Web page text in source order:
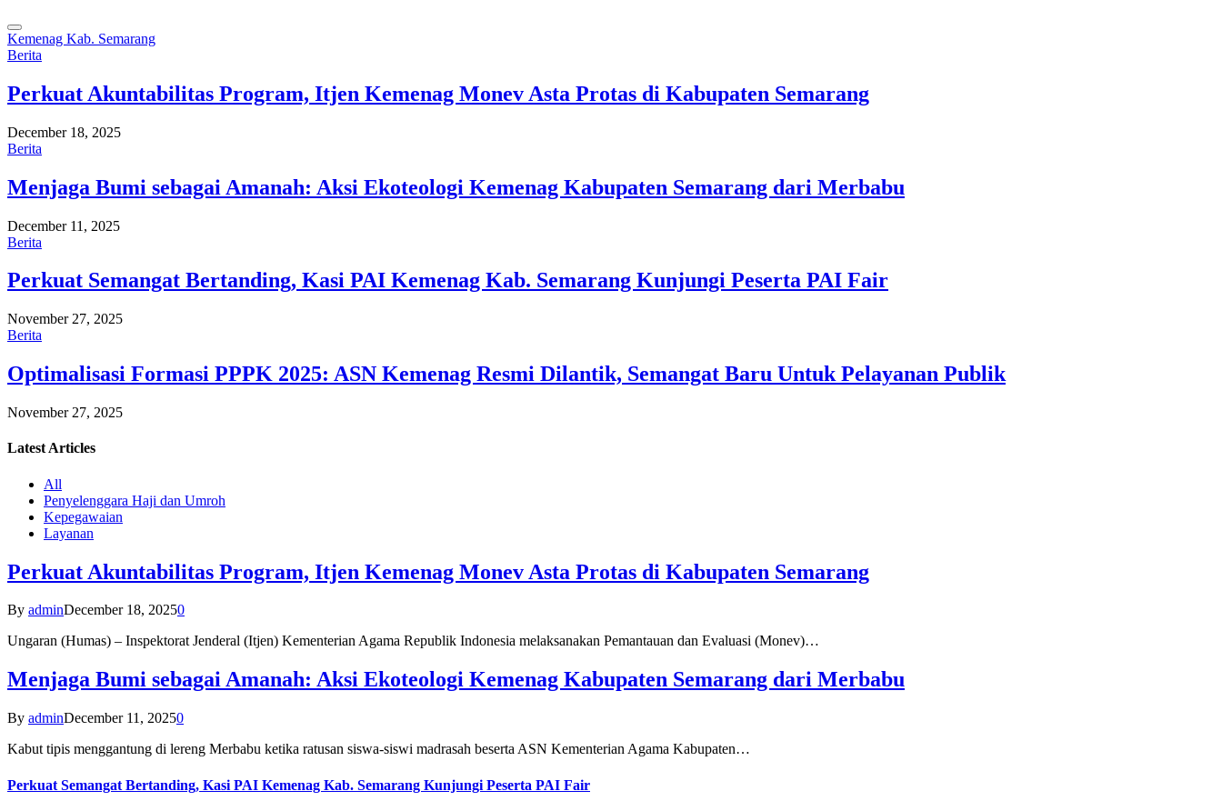
Kemenag Kab. Semarang
Berita
Perkuat Akuntabilitas Program, Itjen Kemenag Monev Asta Protas di Kabupaten Semarang
December 18, 2025
Berita
Menjaga Bumi sebagai Amanah: Aksi Ekoteologi Kemenag Kabupaten Semarang dari Merbabu
December 11, 2025
Berita
Perkuat Semangat Bertanding, Kasi PAI Kemenag Kab. Semarang Kunjungi Peserta PAI Fair
November 27, 2025
Berita
Optimalisasi Formasi PPPK 2025: ASN Kemenag Resmi Dilantik, Semangat Baru Untuk Pelayanan Publik
November 27, 2025
Latest Articles
All
Penyelenggara Haji dan Umroh
Kepegawaian
Layanan
Perkuat Akuntabilitas Program, Itjen Kemenag Monev Asta Protas di Kabupaten Semarang
By adminDecember 18, 20250
Ungaran (Humas) – Inspektorat Jenderal (Itjen) Kementerian Agama Republik Indonesia melaksanakan Pemantauan dan Evaluasi (Monev)…
Menjaga Bumi sebagai Amanah: Aksi Ekoteologi Kemenag Kabupaten Semarang dari Merbabu
By adminDecember 11, 20250
Kabut tipis menggantung di lereng Merbabu ketika ratusan siswa-siswi madrasah beserta ASN Kementerian Agama Kabupaten…
Perkuat Semangat Bertanding, Kasi PAI Kemenag Kab. Semarang Kunjungi Peserta PAI Fair